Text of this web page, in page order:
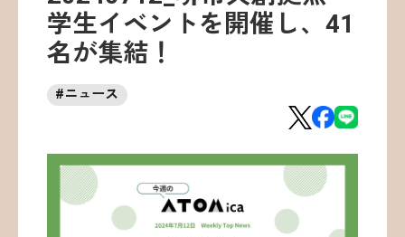
ニュース
イベント
採用情報
お問い合わせ
学生イベントを開催し、41
名が集結！
#ニュース